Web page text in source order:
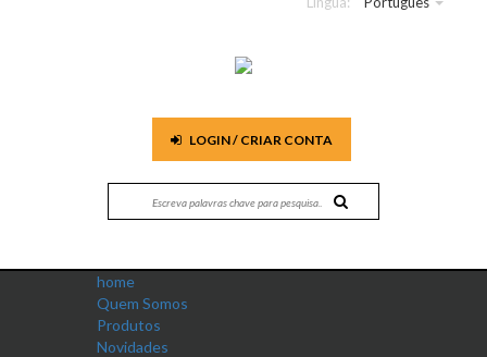
LOGIN / CRIAR CONTA
home
Quem Somos
Produtos
Novidades